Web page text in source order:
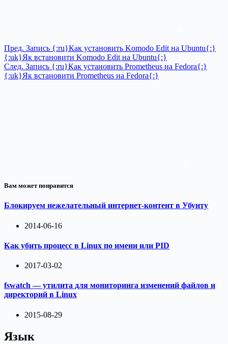
Пред. Запись {:ru}Как установить Komodo Edit на Ubuntu{:}
{:uk}Як встановити Komodo Edit на Ubuntu{:}
След. Запись {:ru}Как установить Prometheus на Fedora{:}
{:uk}Як встановити Prometheus на Fedora{:}
Вам может понравится
Блокируем нежелательный интернет-контент в Убунту
2014-06-16
Как убить процесс в Linux по имени или PID
2017-03-02
fswatch — утилита для мониторинга изменений файлов и
директорий в Linux
2015-08-29
Язык